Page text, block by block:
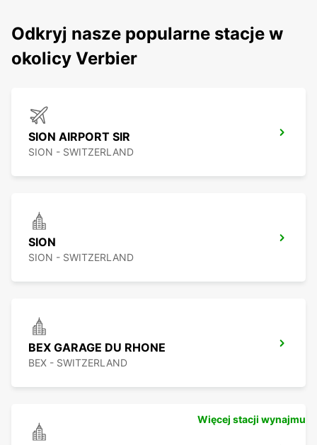
Odkryj nasze popularne stacje w
okolicy Verbier
SION AIRPORT SIR
SION - SWITZERLAND
SION
SION - SWITZERLAND
BEX GARAGE DU RHONE
BEX - SWITZERLAND
Więcej stacji wynajmu